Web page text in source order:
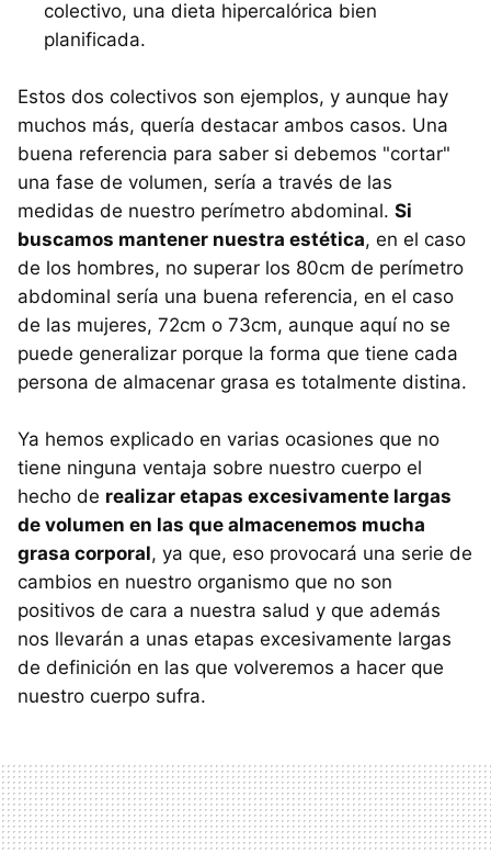
colectivo, una dieta hipercalórica bien
planificada.
Estos dos colectivos son ejemplos, y aunque hay
muchos más, quería destacar ambos casos. Una
buena referencia para saber si debemos "cortar"
una fase de volumen, sería a través de las
medidas de nuestro perímetro abdominal. Si
buscamos mantener nuestra estética, en el caso
de los hombres, no superar los 80cm de perímetro
abdominal sería una buena referencia, en el caso
de las mujeres, 72cm o 73cm, aunque aquí no se
puede generalizar porque la forma que tiene cada
persona de almacenar grasa es totalmente distina.
Ya hemos explicado en varias ocasiones que no
tiene ninguna ventaja sobre nuestro cuerpo el
hecho de realizar etapas excesivamente largas
de volumen en las que almacenemos mucha
grasa corporal, ya que, eso provocará una serie de
cambios en nuestro organismo que no son
positivos de cara a nuestra salud y que además
nos llevarán a unas etapas excesivamente largas
de definición en las que volveremos a hacer que
nuestro cuerpo sufra.